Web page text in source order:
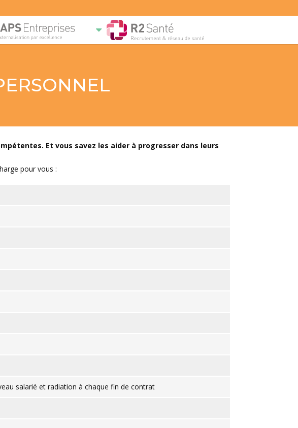
Et vous savez les aider à progresser dans leurs
pour vous :
salarié et radiation à chaque fin de contrat